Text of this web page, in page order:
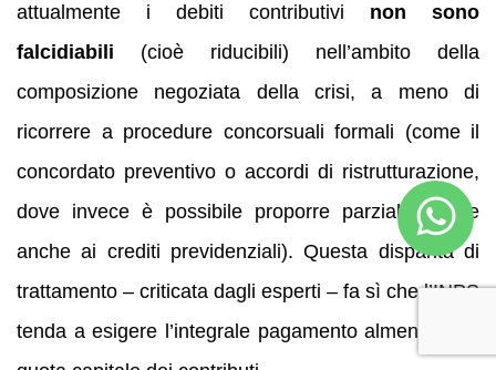
attualmente i debiti contributivi non sono
falcidiabili (cioè riducibili) nell’ambito della
composizione negoziata della crisi, a meno di
ricorrere a procedure concorsuali formali (come il
concordato preventivo o accordi di ristrutturazione,
dove invece è possibile proporre parziali falcidie
anche ai crediti previdenziali). Questa disparità di
trattamento – criticata dagli esperti – fa sì che l’INPS
tenda a esigere l’integrale pagamento almeno della